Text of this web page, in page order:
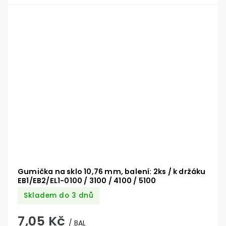
Gumička na sklo 10,76 mm, balení: 2ks / k držáku
EB1/EB2/EL1-0100 / 3100 / 4100 / 5100
Skladem do 3 dnů
7,05 Kč / BAL